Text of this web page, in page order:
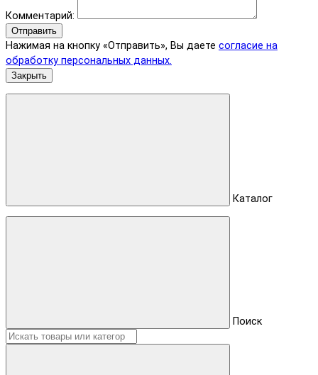
Комментарий:
Отправить
Нажимая на кнопку «Отправить», Вы даете согласие на
обработку персональных данных.
Закрыть
Каталог
Поиск